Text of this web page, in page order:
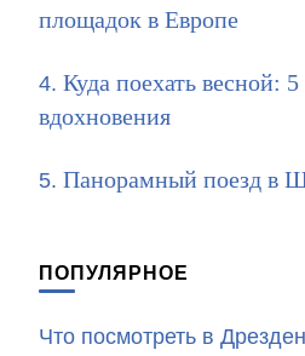
площадок в Европе
Куда поехать весной:
вдохновения
Панорамный поезд в
ПОПУЛЯРНОЕ
Что посмотреть в